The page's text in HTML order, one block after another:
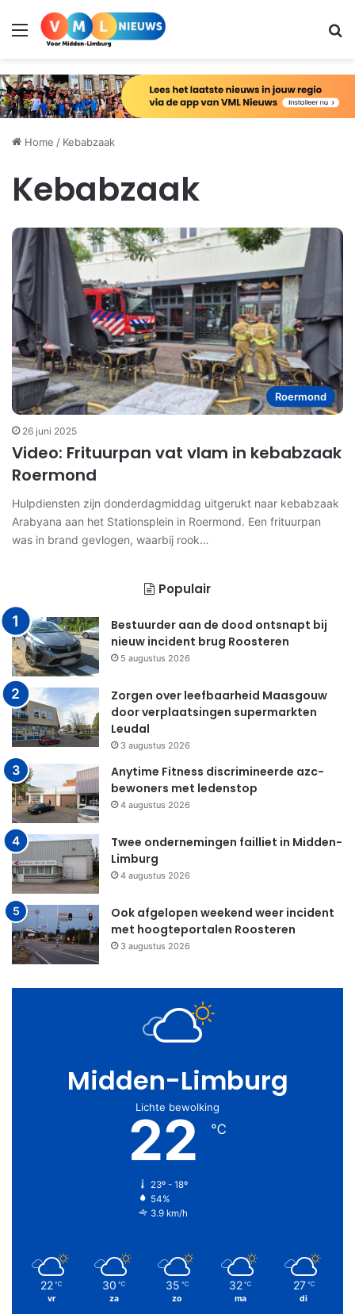
Menu
Home / Kebabzaak
Kebabzaak
Roermond
26 juni 2025
Video: Frituurpan vat vlam in kebabzaak
Roermond
Hulpdiensten zijn donderdagmiddag uitgerukt naar kebabzaak
Arabyana aan het Stationsplein in Roermond. Een frituurpan
was in brand gevlogen, waarbij rook…
Populair
Bestuurder aan de dood ontsnapt bij
nieuw incident brug Roosteren
5 augustus 2026
Zorgen over leefbaarheid Maasgouw
door verplaatsingen supermarkten
Leudal
3 augustus 2026
Anytime Fitness discrimineerde azc-
bewoners met ledenstop
4 augustus 2026
Twee ondernemingen failliet in Midden-
Limburg
4 augustus 2026
Ook afgelopen weekend weer incident
met hoogteportalen Roosteren
3 augustus 2026
Midden-Limburg
Lichte bewolking
22 ℃
23º - 18º
54%
3.9 km/h
22 ℃
vr
30 ℃
za
35 ℃
zo
32 ℃
ma
27 ℃
di